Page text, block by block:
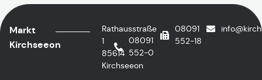
Markt
Kirchseeon
Rathausstraße
1
85614
Kirchseeon
08091
552-0
08091
552-18